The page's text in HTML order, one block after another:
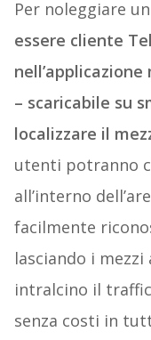
Per noleggiare
essere cliente
– scaricabile su
localizzare il
utenti potranno
all’interno
facilmente
lasciando i mezzi
intralcino il
senza costi in